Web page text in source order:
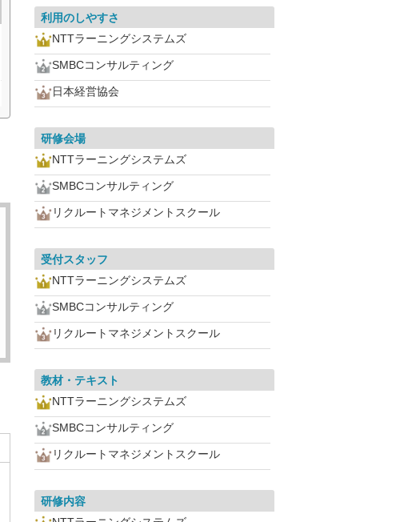
利用のしやすさ
NTTラーニングシステムズ
SMBCコンサルティング
日本経営協会
研修会場
NTTラーニングシステムズ
SMBCコンサルティング
リクルートマネジメントスクール
受付スタッフ
NTTラーニングシステムズ
SMBCコンサルティング
リクルートマネジメントスクール
教材・テキスト
NTTラーニングシステムズ
SMBCコンサルティング
リクルートマネジメントスクール
研修内容